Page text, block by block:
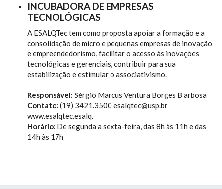
INCUBADORA DE EMPRESAS
TECNOLÓGICAS
A ESALQTec tem como proposta apoiar a formação e a
consolidação de micro e pequenas empresas de inovação
e empreendedorismo, facilitar o acesso às inovações
tecnológicas e gerenciais, contribuir para sua
estabilização e estimular o associativismo.
Responsável: Sérgio Marcus Ventura Borges B arbosa
Contato: (19) 3421.3500 esalqtec@usp.br
www.esalqtec.esalq.
Horário: De segunda a sexta-feira, das 8h às 11h e das
14h às 17h